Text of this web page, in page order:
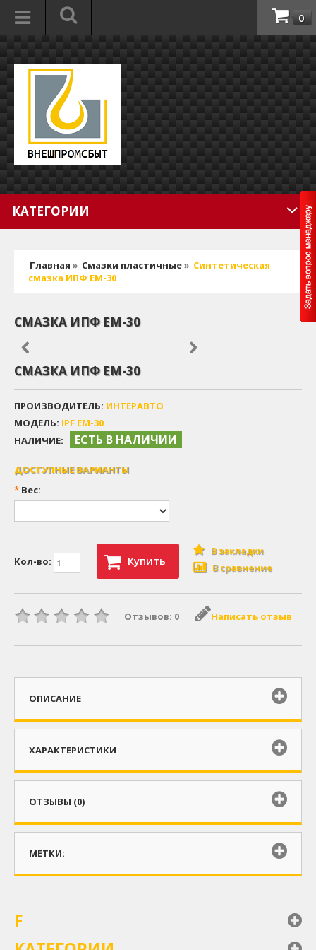
0
КАТЕГОРИИ
Главная » Смазки пластичные» Синтетическая
смазка ИПФ ЕМ-30
CМАЗКА ИПФ ЕМ-30
CМАЗКА ИПФ ЕМ-30
ПРОИЗВОДИТЕЛЬ: ИНТЕРАВТО
МОДЕЛЬ: IPF EM-30
НАЛИЧИЕ:
ЕСТЬ В НАЛИЧИИ
ДОСТУПНЫЕ ВАРИАНТЫ
* Вес:
Кол-во: Купить
В закладки
В сравнение
Отзывов: 0 Написать отзыв
ОПИСАНИЕ
ХАРАКТЕРИСТИКИ
ОТЗЫВЫ (0)
МЕТКИ:
F